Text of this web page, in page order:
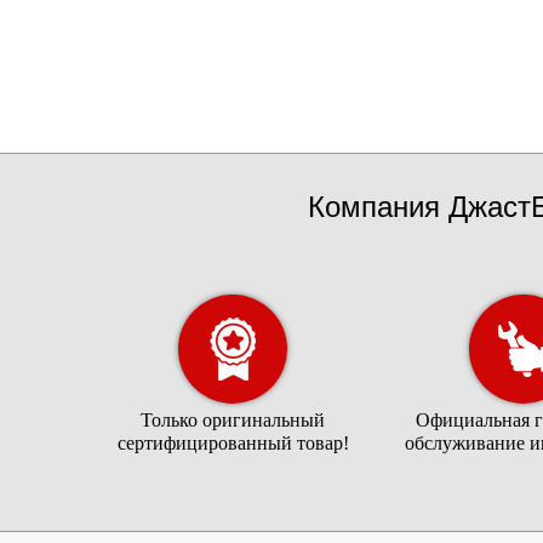
Компания
Только оригинальный
сертифицированный товар!
Официальная
обслуживание